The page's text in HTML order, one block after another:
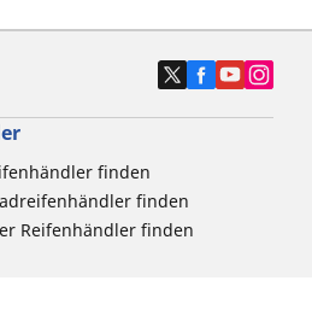
finden
finden
Reifenhändler finden